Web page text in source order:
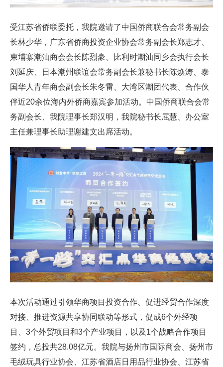
受江苏省侨联委托，我院邀请了中国侨商联合会常务副会
长林少华，广东省侨商投资企业协会常务副会长郑志才、
柬埔寨潮汕商会会长陈烈豪、比利时潮汕同乡会执行会长
刘延庆、日本潮州联谊会常务副会长兼秘书长陈焕涛、泰
国华人青年商会副会长朱冬雷、大湾区潮团代表、合作伙
伴近20余位海内外侨商嘉宾参加活动。中国侨商联合会常
务副会长、我院理事长郑汉明，我院秘书长屈慧、办公室
主任兼理事长助理谢建文出席活动。
本次活动通过引领华商项目投资合作、促进经贸合作深度
对接、推进资源共享协同联动等形式，促成6个外经项
目、3个外贸项目和3个产业项目，以及1个战略合作项目
签约，总投共28.08亿元。我院与扬州市国际商会、扬州市
毛绒玩具行业协会、江苏省酒店日用品行业协会、江苏省